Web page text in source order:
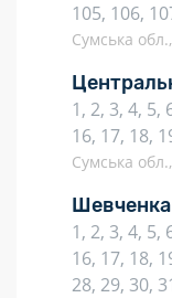
105, 106,
Сумська
1, 2, 3, 4, 5,
16, 17, 18,
Сумська
Шевченка
1, 2, 3, 4, 5,
16, 17, 18,
28, 29, 30,